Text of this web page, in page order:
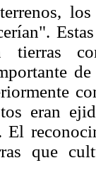
tierras
eran
El
que